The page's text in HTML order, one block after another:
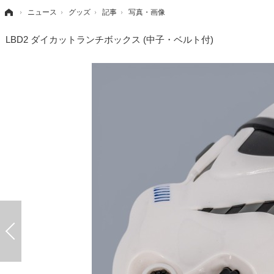
› ニュース › グッズ › 記事 › 写真・画像
LBD2 ダイカットランチボックス (中子・ベルト付)